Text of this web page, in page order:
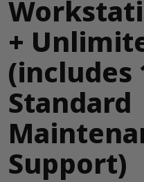
+
(includes
Standard
Support)